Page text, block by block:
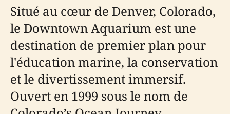
Situé au cœur de Denver, Colorado,
le Downtown Aquarium est une
destination de premier plan pour
l'éducation marine, la conservation
et le divertissement immersif.
Ouvert en 1999 sous le nom de